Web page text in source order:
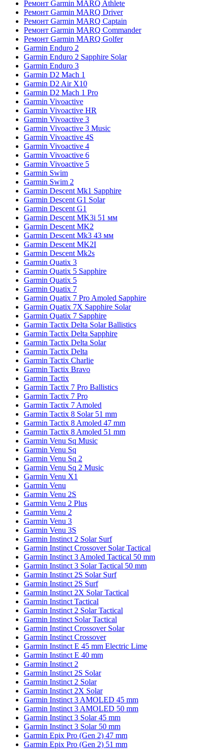
Ремонт Garmin MARQ Athlete
Ремонт Garmin MARQ Driver
Ремонт Garmin MARQ Captain
Ремонт Garmin MARQ Commander
Ремонт Garmin MARQ Golfer
Garmin Enduro 2
Garmin Enduro 2 Sapphire Solar
Garmin Enduro 3
Garmin D2 Mach 1
Garmin D2 Air X10
Garmin D2 Mach 1 Pro
Garmin Vivoactive
Garmin Vivoactive HR
Garmin Vivoactive 3
Garmin Vivoactive 3 Music
Garmin Vivoactive 4S
Garmin Vivoactive 4
Garmin Vivoactive 6
Garmin Vivoactive 5
Garmin Swim
Garmin Swim 2
Garmin Descent Mk1 Sapphire
Garmin Descent G1 Solar
Garmin Descent G1
Garmin Descent MK3i 51 мм
Garmin Descent MK2
Garmin Descent Mk3 43 мм
Garmin Descent MK2I
Garmin Descent Mk2s
Garmin Quatix 3
Garmin Quatix 5 Sapphire
Garmin Quatix 5
Garmin Quatix 7
Garmin Quatix 7 Pro Amoled Sapphire
Garmin Quatix 7X Sapphire Solar
Garmin Quatix 7 Sapphire
Garmin Tactix Delta Solar Ballistics
Garmin Tactix Delta Sapphire
Garmin Tactix Delta Solar
Garmin Tactix Delta
Garmin Tactix Charlie
Garmin Tactix Bravo
Garmin Tactix
Garmin Tactix 7 Pro Ballistics
Garmin Tactix 7 Pro
Garmin Tactix 7 Amoled
Garmin Tactix 8 Solar 51 mm
Garmin Tactix 8 Amoled 47 mm
Garmin Tactix 8 Amoled 51 mm
Garmin Venu Sq Music
Garmin Venu Sq
Garmin Venu Sq 2
Garmin Venu Sq 2 Music
Garmin Venu X1
Garmin Venu
Garmin Venu 2S
Garmin Venu 2 Plus
Garmin Venu 2
Garmin Venu 3
Garmin Venu 3S
Garmin Instinct 2 Solar Surf
Garmin Instinct Crossover Solar Tactical
Garmin Instinct 3 Amoled Tactical 50 mm
Garmin Instinct 3 Solar Tactical 50 mm
Garmin Instinct 2S Solar Surf
Garmin Instinct 2S Surf
Garmin Instinct 2X Solar Tactical
Garmin Instinct Tactical
Garmin Instinct 2 Solar Tactical
Garmin Instinct Solar Tactical
Garmin Instinct Crossover Solar
Garmin Instinct Crossover
Garmin Instinct E 45 mm Electric Lime
Garmin Instinct E 40 mm
Garmin Instinct 2
Garmin Instinct 2S Solar
Garmin Instinct 2 Solar
Garmin Instinct 2X Solar
Garmin Instinct 3 AMOLED 45 mm
Garmin Instinct 3 AMOLED 50 mm
Garmin Instinct 3 Solar 45 mm
Garmin Instinct 3 Solar 50 mm
Garmin Epix Pro (Gen 2) 47 mm
Garmin Epix Pro (Gen 2) 51 mm